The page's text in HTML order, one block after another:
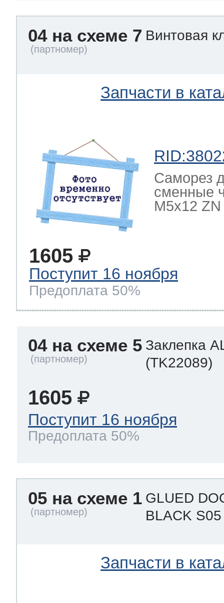
04 на схеме 7 Винтовая
Запчасти в
Саморез
сменные
M5x12
1605
Поступит 16 ноября
Предоплата 50%
04 на схеме 5 Заклепка
(TK22089)
1605
Поступит 16 ноября
Предоплата 50%
05 на схеме 1 GLUED
BLACK
Запчасти в